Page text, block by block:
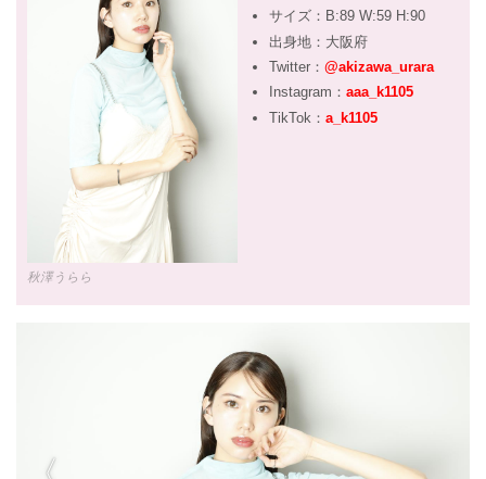
秋澤うらら
サイズ：B:89 W:59 H:90
出身地：大阪府
Twitter： @akizawa_urara
Instagram： aaa_k1105
TikTok： a_k1105